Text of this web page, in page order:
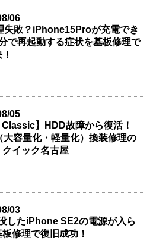
06
失敗？iPhone15Proが充電でき
で再起動する症状を基板修理で
05
Classic】HDD故障から復活！
大容量化・軽量化）換装修理の
クイック名古屋
03
したiPhone SE2の電源が入ら
修理で復旧成功！